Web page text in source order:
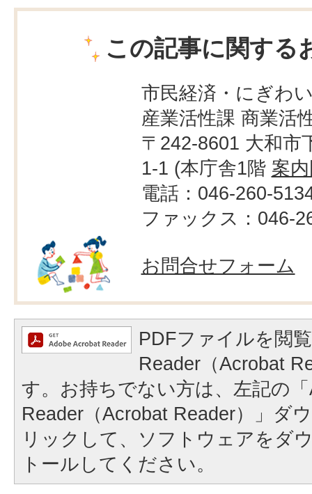
この記事に関する
市民経済・にぎわ
産業活性課 商業活
〒242-8601 大和市
1-1 (本庁舎1階 案
電話：046-260-
ファックス：046-
お問合せフォーム
PDFファイルを閲
Reader（Acrobat
す。お持ちでない方は、左記の
Reader（Acrobat Reader）」ダ
リックして、ソフトウェアをダ
トールしてください。